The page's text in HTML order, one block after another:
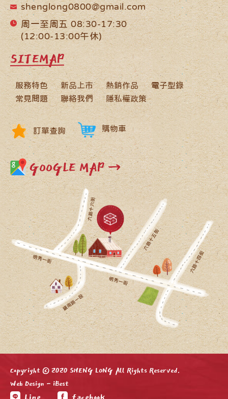
shenglong0800@gmail.com
周一至周五 08:30-17:30
(12:00-13:00午休)
SITEMAP
服務特色 新品上市 熱銷作品
電子型錄
常見問題
聯絡我們 隱私權政策
訂單查詢 購物車
GOOGLE MAP →
Copyright © 2020 SHENG LONG All Rights Reserved.
Web Design - iBest